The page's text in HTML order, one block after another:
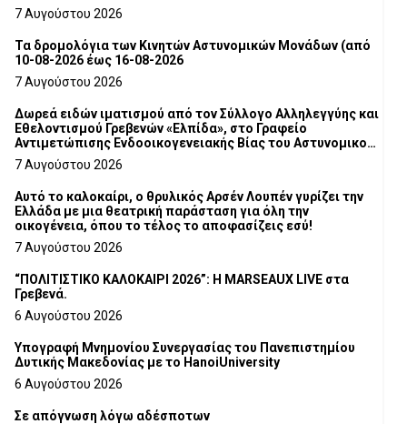
7 Αυγούστου 2026
Τα δρομολόγια των Κινητών Αστυνομικών Μονάδων (από
10-08-2026 έως 16-08-2026
7 Αυγούστου 2026
Δωρεά ειδών ιματισμού από τον Σύλλογο Αλληλεγγύης και
Εθελοντισμού Γρεβενών «Ελπίδα», στο Γραφείο
Αντιμετώπισης Ενδοοικογενειακής Βίας του Αστυνομικού
Τμήματος Γρεβενών
7 Αυγούστου 2026
Αυτό το καλοκαίρι, ο θρυλικός Αρσέν Λουπέν γυρίζει την
Ελλάδα με μια θεατρική παράσταση για όλη την
οικογένεια, όπου το τέλος το αποφασίζεις εσύ!
7 Αυγούστου 2026
“ΠΟΛΙΤΙΣΤΙΚΟ ΚΑΛΟΚΑΙΡΙ 2026”: Η MARSEAUX LIVE στα
Γρεβενά.
6 Αυγούστου 2026
Υπογραφή Μνημονίου Συνεργασίας του Πανεπιστημίου
Δυτικής Μακεδονίας με το HanoiUniversity
6 Αυγούστου 2026
Σε απόγνωση λόγω αδέσποτων